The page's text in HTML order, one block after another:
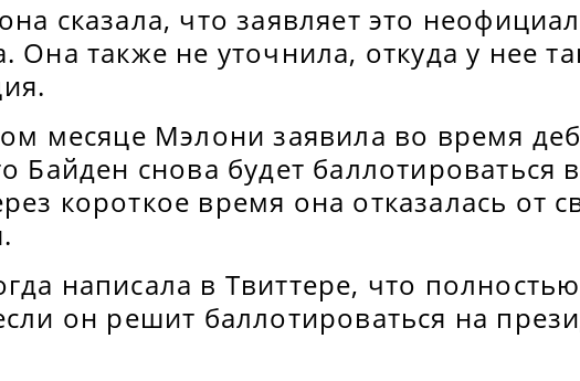
сказала, что заявляет это
Она также не уточнила, откуда у нее
месяце Мэлони заявила во время
Байден снова будет баллотироваться
короткое время она отказалась от
написала в Твиттере, что
он решит баллотироваться на